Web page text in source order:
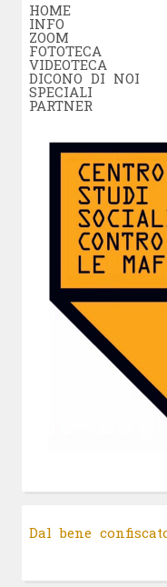
HOME
INFO
ZOOM
FOTOTECA
VIDEOTECA
DICONO DI NOI
SPECIALI
PARTNER
Dal bene